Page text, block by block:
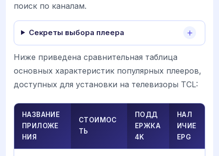
поиск по каналам.
Секреты выбора плеера
Ниже приведена сравнительная таблица
основных характеристик популярных плееров,
доступных для установки на телевизоры TCL:
НАЗВАНИЕ
ПРИЛОЖЕ
НИЯ
СТОИМОС
ТЬ
ПОДД
ЕРЖКА
4K
НАЛ
ИЧИЕ
EPG